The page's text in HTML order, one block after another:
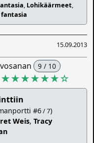
, Lohikäärmeet,
15.09.2013
9 / 10
☆
#6/ 7)
Weis,Tracy